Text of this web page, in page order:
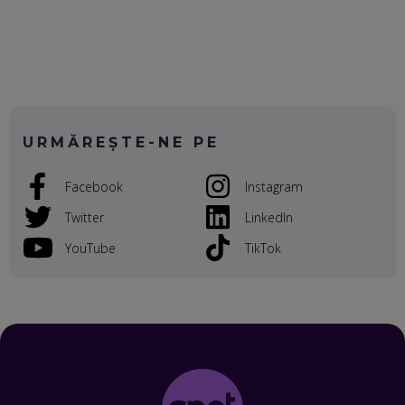
EP. 53
VOICU OPREAN (AROBS): CUM CONSTRUIEȘTI O COMPANIE
GLOBALĂ, FĂRĂ SĂ PIERZI LEGĂTURA CU COMUNITATEA
TA LOCALĂ - ȘI CE SĂ DAI ÎNAPOI
EP. 52
ROBERT GRAUR, FOMO: SPEAKERUL PE SCENĂ, INVITATUL
EP. 51
PARTICIPANȚII LA DEZBATERILE DE PE REȚELE SOCIALE
ȚIPĂ, CU FEȚELE ACOPERITE. CUM ÎNVĂȚĂM SĂ DISCUTĂM
ȘI SĂ DECIDEM
URMĂREȘTE-NE PE
Facebook
Twitter
YouTube
Instagram
LinkedIn
TikTok